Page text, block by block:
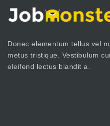
Donec elementum tellus vel
metus tristique. Vestibulum
eleifend lectus blandit a.